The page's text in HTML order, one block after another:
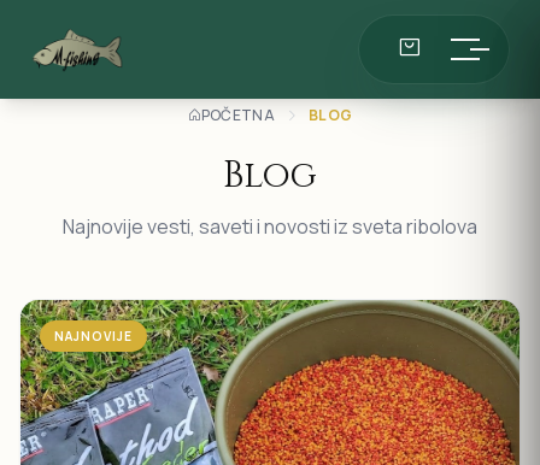
POČETNA BLOG
Blog
Najnovije vesti, saveti i novosti iz sveta ribolova
NAJNOVIJE